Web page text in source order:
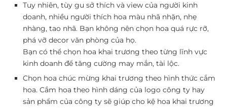
Tuy nhiên, tùy gu sở thích và view của người kinh
doanh, nhiều người thích hoa màu nhã nhặn, nhẹ
nhàng, tao nhã. Bạn không nên chọn hoa quá rực rỡ,
phá vỡ decor văn phòng của họ.
Bạn có thể chọn hoa khai trương theo từng lĩnh vực
kinh doanh để tăng cường may mắn, tài lộc.
Chọn hoa chúc mừng khai trương theo hình thức cắm
hoa. Cắm hoa theo hình dáng của logo công ty hay
sản phẩm của công ty sẽ giúp cho kệ hoa khai trương